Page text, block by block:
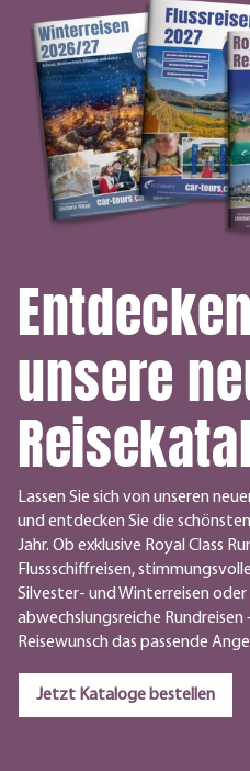
unsere
Lassen Sie sich von unseren
und entdecken Sie die
Jahr. Ob exklusive Royal Class
Flussschiffreisen,
Silvester- und Winterreisen
abwechslungsreiche Rundreisen
Reisewunsch das passende
Jetzt Kataloge bestellen